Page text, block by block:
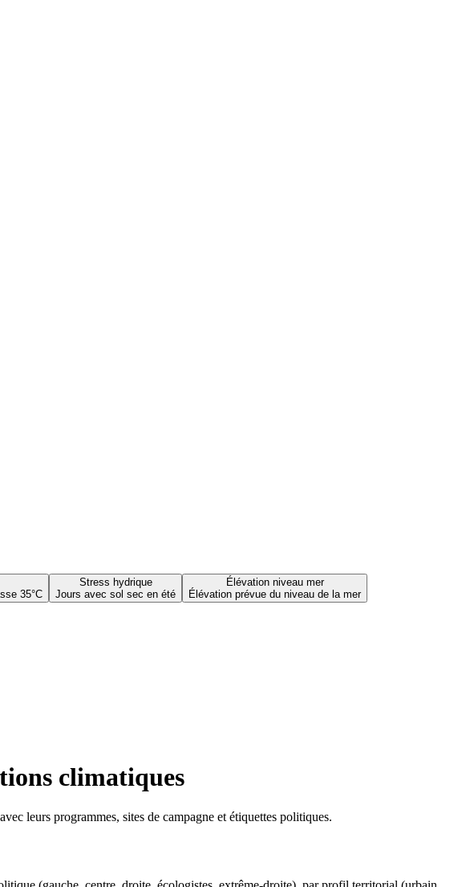
35°C
Stress hydrique
Jours avec sol sec en été
Élévation niveau mer
Élévation prévue du niveau de la mer
climatiques
leurs programmes, sites de campagne et étiquettes politiques.